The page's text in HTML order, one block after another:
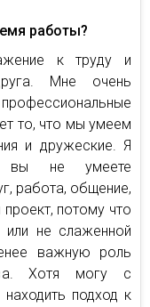
работы?
к труду и
Мне очень
то, что мы умеем
и дружеские. Я
вы не умеете
работа, общение,
потому что
не слаженной
важную роль
Хотя могу с
подход к